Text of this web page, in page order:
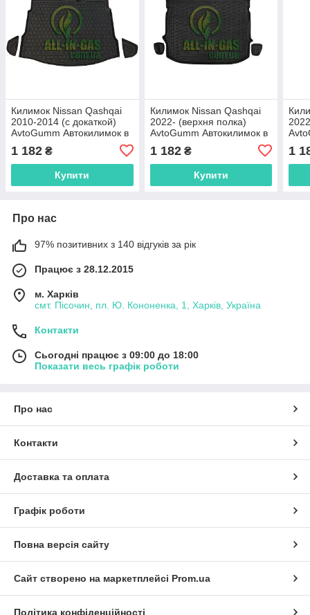
Килимок Nissan Qashqai
2010-2014 (с докаткой)
AvtoGumm Автокилимок в
1 182 ₴
Купити
Килимок Nissan Qashqai
2022- (верхня полка)
AvtoGumm Автокилимок в
1 182₴
Купити
1
Про нас
97% позитивних з 140 відгуків за рік
Працює з 28.12.2015
м. Харків
смт. Пісочин, пл. Ю. Кононенка, 1, Харків, Україна
Контакти
Сьогодні працює з 09:00 до 18:00
Показати весь графік роботи
Про нас
Контакти
Доставка та оплата
Графік роботи
Повна версія сайту
Сайт створено на маркетплейсі Prom.ua
Політика конфіденційності